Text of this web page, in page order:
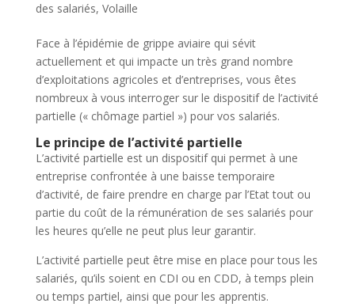
des salariés, Volaille
Face à l’épidémie de grippe aviaire qui sévit
actuellement et qui impacte un très grand nombre
d’exploitations agricoles et d’entreprises, vous êtes
nombreux à vous interroger sur le dispositif de l’activité
partielle (« chômage partiel ») pour vos salariés.
Le principe de l’activité partielle
L’activité partielle est un dispositif qui permet à une
entreprise confrontée à une baisse temporaire
d’activité, de faire prendre en charge par l’Etat tout ou
partie du coût de la rémunération de ses salariés pour
les heures qu’elle ne peut plus leur garantir.
L’activité partielle peut être mise en place pour tous les
salariés, qu’ils soient en CDI ou en CDD, à temps plein
ou temps partiel, ainsi que pour les apprentis.